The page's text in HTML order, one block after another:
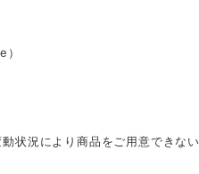
状況により商品をご用意できな